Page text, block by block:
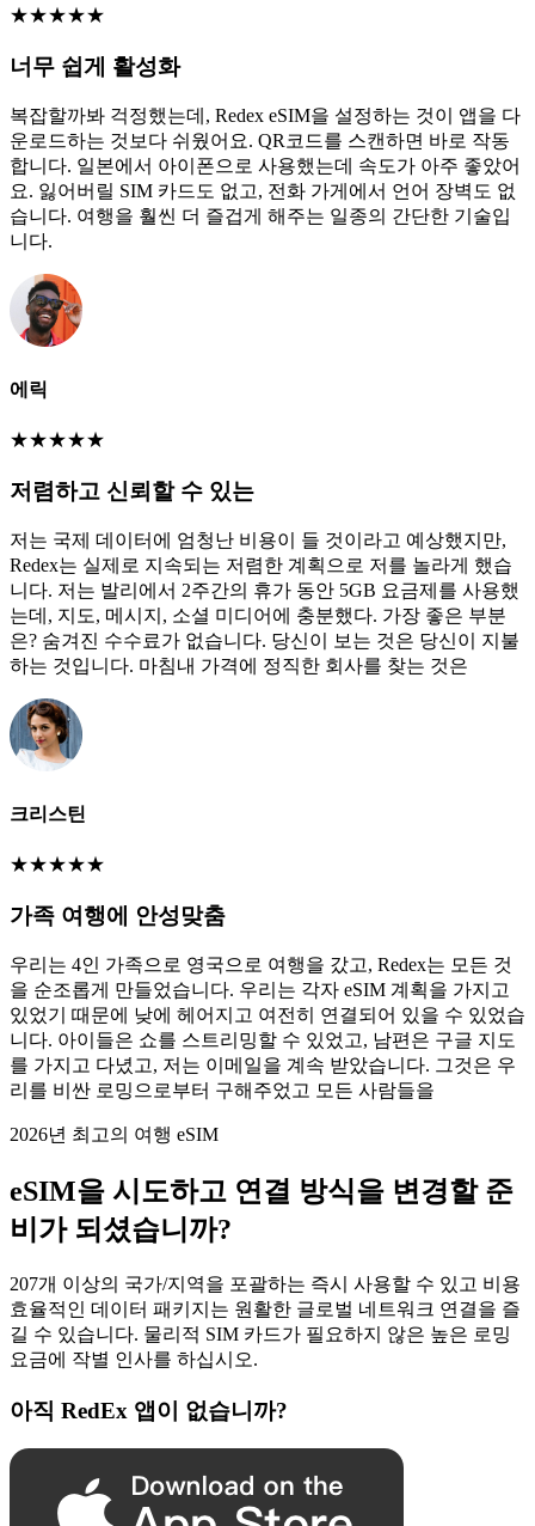
★★★★★
너무 쉽게 활성화
복잡할까봐 걱정했는데, Redex eSIM을 설정하는 것이 앱을 다
운로드하는 것보다 쉬웠어요. QR코드를 스캔하면 바로 작동
합니다. 일본에서 아이폰으로 사용했는데 속도가 아주 좋았어
요. 잃어버릴 SIM 카드도 없고, 전화 가게에서 언어 장벽도 없
습니다. 여행을 훨씬 더 즐겁게 해주는 일종의 간단한 기술입
니다.
에릭
★★★★★
저렴하고 신뢰할 수 있는
저는 국제 데이터에 엄청난 비용이 들 것이라고 예상했지만,
Redex는 실제로 지속되는 저렴한 계획으로 저를 놀라게 했습
니다. 저는 발리에서 2주간의 휴가 동안 5GB 요금제를 사용했
는데, 지도, 메시지, 소셜 미디어에 충분했다. 가장 좋은 부분
은? 숨겨진 수수료가 없습니다. 당신이 보는 것은 당신이 지불
하는 것입니다. 마침내 가격에 정직한 회사를 찾는 것은
크리스틴
★★★★★
가족 여행에 안성맞춤
우리는 4인 가족으로 영국으로 여행을 갔고, Redex는 모든 것
을 순조롭게 만들었습니다. 우리는 각자 eSIM 계획을 가지고
있었기 때문에 낮에 헤어지고 여전히 연결되어 있을 수 있었습
니다. 아이들은 쇼를 스트리밍할 수 있었고, 남편은 구글 지도
를 가지고 다녔고, 저는 이메일을 계속 받았습니다. 그것은 우
리를 비싼 로밍으로부터 구해주었고 모든 사람들을
2026년 최고의 여행 eSIM
eSIM을 시도하고 연결 방식을 변경할 준
비가 되셨습니까?
207개 이상의 국가/지역을 포괄하는 즉시 사용할 수 있고 비용
효율적인 데이터 패키지는 원활한 글로벌 네트워크 연결을 즐
길 수 있습니다. 물리적 SIM 카드가 필요하지 않은 높은 로밍
요금에 작별 인사를 하십시오.
아직 RedEx 앱이 없습니까?